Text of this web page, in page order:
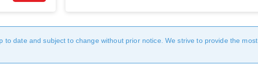
date and subject to change without prior notice. We strive to provide the most